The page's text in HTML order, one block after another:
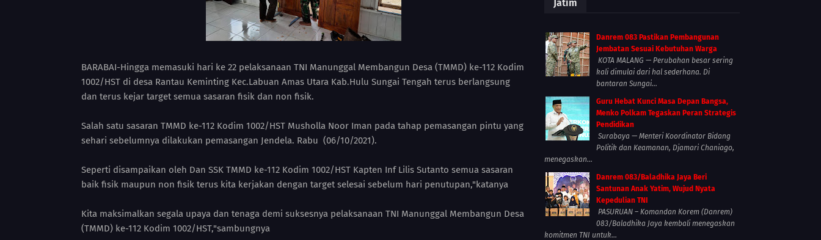
BARABAI-Hingga memasuki hari ke 22 pelaksanaan TNI Manunggal Membangun Desa (TMMD) ke-112 Kodim
1002/HST di desa Rantau Keminting Kec.Labuan Amas Utara Kab.Hulu Sungai Tengah terus berlangsung
dan terus kejar target semua sasaran fisik dan non fisik.
Salah satu sasaran TMMD ke-112 Kodim 1002/HST Musholla Noor Iman pada tahap pemasangan pintu yang
sehari sebelumnya dilakukan pemasangan Jendela. Rabu (06/10/2021).
Seperti disampaikan oleh Dan SSK TMMD ke-112 Kodim 1002/HST Kapten Inf Lilis Sutanto semua sasaran
baik fisik maupun non fisik terus kita kerjakan dengan target selesai sebelum hari penutupan,"katanya
Kita maksimalkan segala upaya dan tenaga demi suksesnya pelaksanaan TNI Manunggal Membangun Desa
(TMMD) ke-112 Kodim 1002/HST,"sambungnya
Jatim
Danrem 083 Pastikan Pembangunan
Jembatan Sesuai Kebutuhan Warga
KOTA MALANG — Perubahan besar sering
kali dimulai dari hal sederhana. Di
bantaran Sungai...
Guru Hebat Kunci Masa Depan Bangsa,
Menko Polkam Tegaskan Peran Strategis
Pendidikan
Surabaya — Menteri Koordinator Bidang
Politik dan Keamanan, Djamari Chaniago,
menegaskan...
Danrem 083/Baladhika Jaya Beri
Santunan Anak Yatim, Wujud Nyata
Kepedulian TNI
PASURUAN – Komandan Korem (Danrem)
083/Baladhika Jaya kembali menegaskan
komitmen TNI untuk...